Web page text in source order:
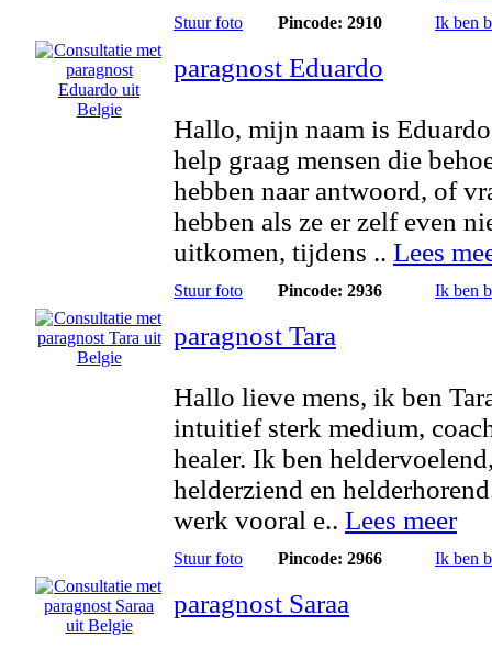
Stuur foto Pincode: 2910 Ik ben
paragnost Eduardo
Hallo, mijn naam is
help graag mensen die
hebben naar antwoord, of
hebben als ze er zelf even
uitkomen, tijdens .. Lees
Stuur foto Pincode: 2936 Ik ben
paragnost Tara
Hallo lieve mens, ik ben
intuitief sterk medium,
healer. Ik ben
helderziend en
werk vooral e.. Lees meer
Stuur foto Pincode: 2966 Ik ben
paragnost Saraa